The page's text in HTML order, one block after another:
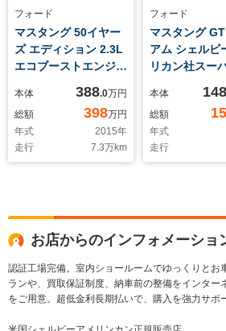
フォード
マスタング 50イヤー
ズ エディション 2.3L
エコブーストエンジ
革シート 正規D車
純正オプションパナソ
ニックナビ 19イン
チアルミ
本体 388.0万円
総額
398万円
年式
2015年
走行
7.3万km
フォード
マスタング GT
アム シェルビ
リカン社スー
スタム Sチャージャ
ー 800ps ブ
ブレーキ レカ
シェルビー
強化サス 大型
本体
総額
年式
走行
お店からのインフォメーショ
認証工場完備。室内ショールームでゆっくりとお
ランや、買取保証制度、納車前の整備をインター
をご用意。超低金利長期払いで、購入を強力サポ